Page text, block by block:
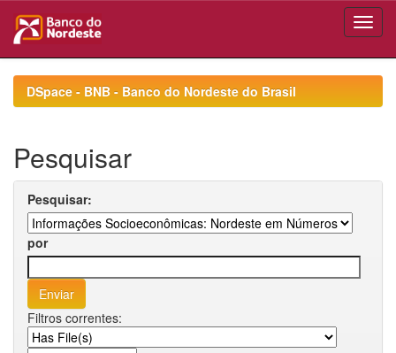
navigationDSpace - BNB - Banco do Nordeste do Brasil
Pesquisar
Pesquisar:
por
Filtros correntes: